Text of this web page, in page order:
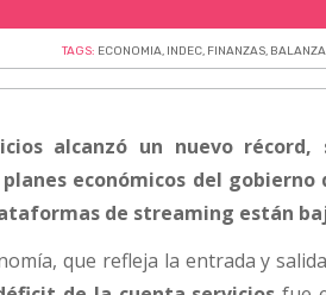
TAGS: ECONOMIA, INDEC, FINANZAS,
alcanzó un nuevo récord,
económicos del gobierno
de streaming están
que refleja la entrada y